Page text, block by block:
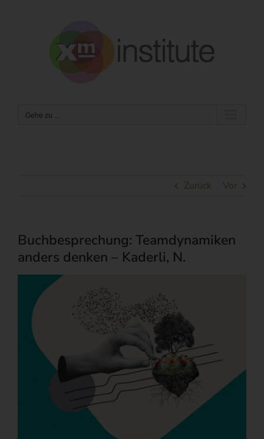
Gehe zu ...
Zurück Vor
Buchbesprechung: Teamdynamiken
anders denken – Kaderli, N.